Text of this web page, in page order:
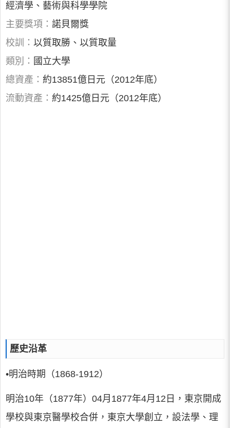
經濟學、藝術與科學學院
主要獎項： 諾貝爾獎
校訓： 以質取勝、以質取量
類別： 國立大學
總資產： 約13851億日元（2012年底）
流動資產： 約1425億日元（2012年底）
歷史沿革
•明治時期（1868-1912）
明治10年（1877年）04月1877年4月12日，東京開成
學校與東京醫學校合併，東京大學創立，設法學、理